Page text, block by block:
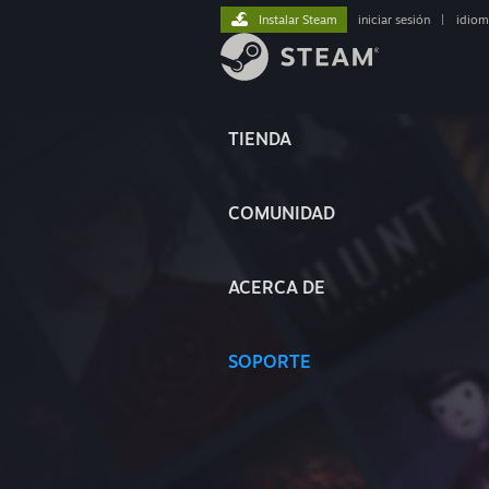
TIENDA
COMUNIDAD
ACERCA DE
SOPORTE
Instalar Steam iniciar sesión